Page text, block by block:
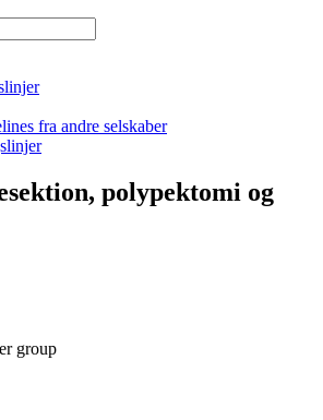
fra andre selskaber
polypektomi og
group